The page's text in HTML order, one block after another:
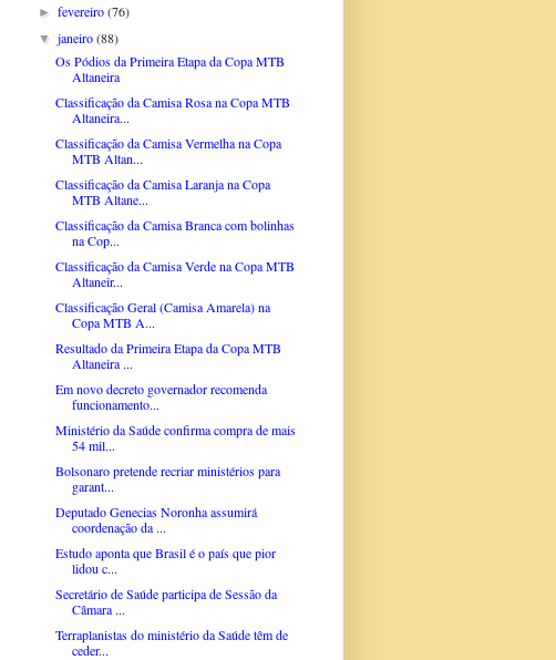
►fevereiro(76)
▼janeiro(88)
Os Pódios da Primeira Etapa da Copa MTB
Altaneira
Classificação da Camisa Rosa na Copa MTB
Altaneira...
Classificação da Camisa Vermelha na Copa
MTB Altan...
Classificação da Camisa Laranja na Copa
MTB Altane...
Classificação da Camisa Branca com bolinhas
na Cop...
Classificação da Camisa Verde na Copa MTB
Altaneir...
Classificação Geral (Camisa Amarela) na
Copa MTB A...
Resultado da Primeira Etapa da Copa MTB
Altaneira ...
Em novo decreto governador recomenda
funcionamento...
Ministério da Saúde confirma compra de mais
54 mil...
Bolsonaro pretende recriar ministérios para
garant...
Deputado Genecias Noronha assumirá
coordenação da ...
Estudo aponta que Brasil é o país que pior
lidou c...
Secretário de Saúde participa de Sessão da
Câmara ...
Terraplanistas do ministério da Saúde têm de
ceder...